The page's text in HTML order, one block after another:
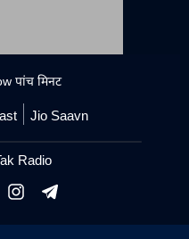
पांच मिनट
Jio Saavn
Radio